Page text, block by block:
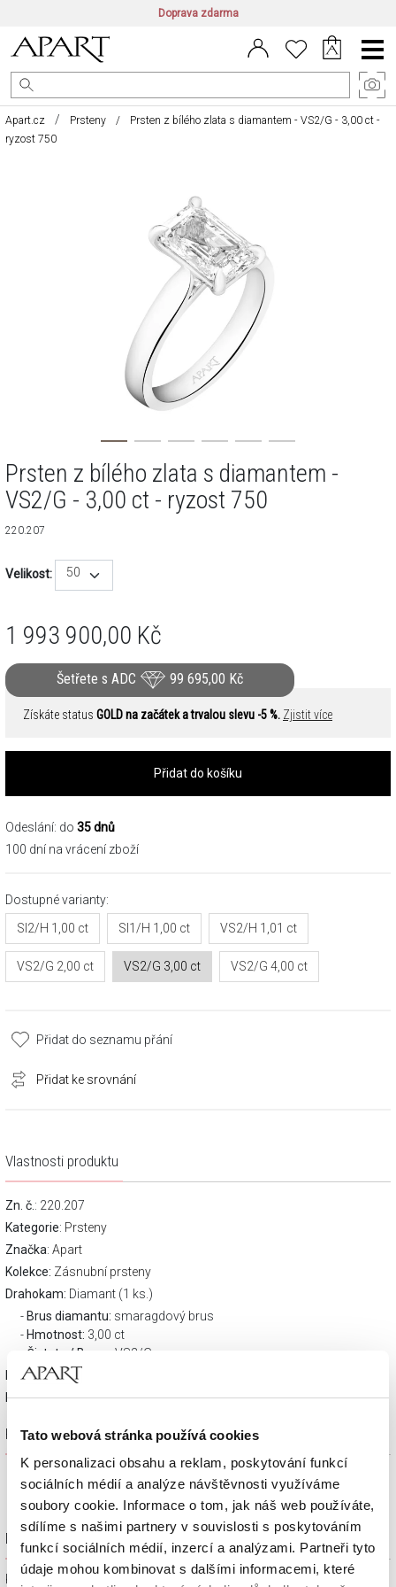
Tato webová stránka používá cookies
K personalizaci obsahu a reklam, poskytování funkcí
sociálních médií a analýze návštěvnosti využíváme
soubory cookie. Informace o tom, jak náš web používáte,
sdílíme s našimi partnery v souvislosti s poskytováním
funkcí sociálních médií, inzercí a analýzami. Partneři tyto
údaje mohou kombinovat s dalšími informacemi, které
Doprava zdarma
CZ/CZK | EN/EUR PL/PLN
Main
Menu
Apart.cz Prsteny
Prsten z bílého zlata s diamantem - VS2/G - 3,00 ct -
ryzost 750
Prsten z bílého zlata s diamantem -
VS2/G - 3,00 ct - ryzost 750
220.207
Velikost: 50
1 993 900,00 Kč
Šetřete s ADC 99 695,00 Kč
Získáte status GOLD na začátek a trvalou slevu -5 %. Zjistit více
Přidat do košíku
Odeslání: do 35 dnů
100 dní na vrácení zboží
Dostupné varianty:
SI2/H 1,00 ct
SI1/H 1,00 ct VS2/H 1,01 ct
VS2/G 2,00 ct VS2/G 3,00 ct VS2/G 4,00 ct
Přidat do seznamu přání
Přidat ke srovnání
Vlastnosti produktu
Zn. č. : 220.207
Kategorie: Prsteny
Značka: Apart
Kolekce: Zásnubní prsteny
Drahokam: Diamant (1 ks.)
Brus diamantu: smaragdový brus
Hmotnost: 3,00 ct
Čistota / Barva
: VS2/G,
Materiál:Bílé, rhodiované zlato
Ryzost:750
Popis výrobku
Dárkové balení zdarma
Klenotnické výrobky zakoupené na e-shopu Apart.cz obdržíte